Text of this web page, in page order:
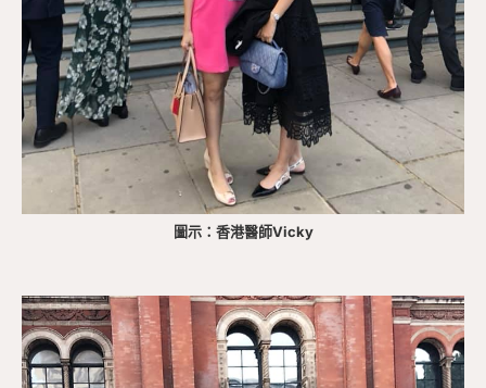
圖示：香港醫師Vicky